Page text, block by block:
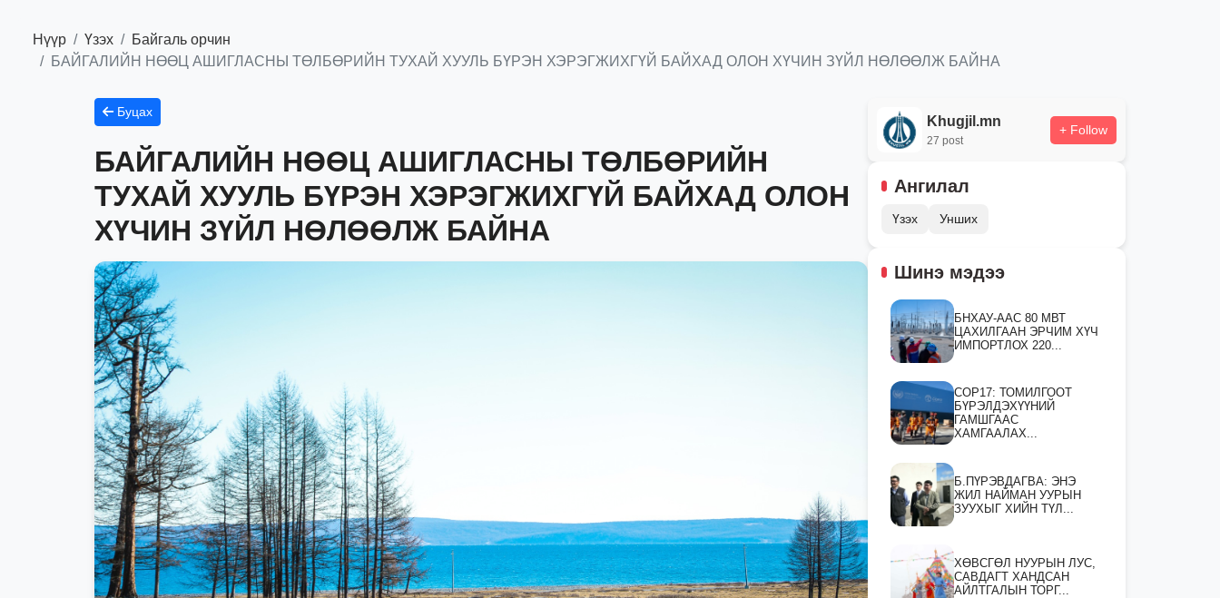
Нүүр Үзэх
Байгаль орчин
БАЙГАЛИЙН НӨӨЦ АШИГЛАСНЫ ТӨЛБӨРИЙН ТУХАЙ ХУУЛЬ БҮРЭН ХЭРЭГЖИХГҮЙ БАЙХАД ОЛОН ХҮЧИН ЗҮЙЛ НӨЛӨӨЛЖ БАЙНА
Буцах
БАЙГАЛИЙН НӨӨЦ АШИГЛАСНЫ ТӨЛБӨРИЙН
ТУХАЙ ХУУЛЬ БҮРЭН ХЭРЭГЖИХГҮЙ БАЙХАД ОЛОН
ХҮЧИН ЗҮЙЛ НӨЛӨӨЛЖ БАЙНА
Khugjil.mn
27 post
+ Follow
Ангилал
Үзэх Унших
Шинэ мэдээ
БНХАУ-ААС 80 МВТ
ЦАХИЛГААН ЭРЧИМ ХҮЧ
ИМПОРТЛОХ 220...
СOP17: ТОМИЛГООТ
БҮРЭЛДЭХҮҮНИЙ
ГАМШГААС
ХАМГААЛАХ...
Б.ПҮРЭВДАГВА: ЭНЭ
ЖИЛ НАЙМАН УУРЫН
ЗУУХЫГ ХИЙН ТҮЛ...
ХӨВСГӨЛ НУУРЫН ЛУС,
САВДАГТ ХАНДСАН
АЙЛТГАЛЫН ТОРГ...